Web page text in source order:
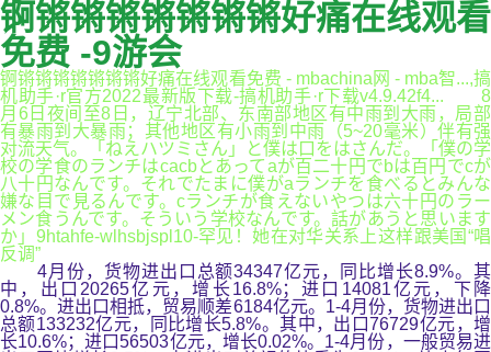
锕锵锵锵锵锵锵锵好痛在线观看
免费 -9游会
锕锵锵锵锵锵锵锵好痛在线观看免费 - mbachina网 - mba智...,搞
机助手·r官方2022最新版下载-搞机助手·r下载v4.9.42f4... 8
月6日夜间至8日，辽宁北部、东南部地区有中雨到大雨，局部
有暴雨到大暴雨；其他地区有小雨到中雨（5~20毫米）伴有强
对流天气。「ねえハツミさん」と僕は口をはさんだ。「僕の学
校の学食のランチはcacbとあってaが百二十円でbは百円でcが
八十円なんです。それでたまに僕がaランチを食べるとみんな
嫌な目で見るんです。cランチが食えないやつは六十円のラー
メン食うんです。そういう学校なんです。話があうと思います
か」9htahfe-wlhsbjspl10-罕见！她在对华关系上这样跟美国“唱
反调”
4月份，货物进出口总额34347亿元，同比增长8.9%。其
中，出口20265亿元，增长16.8%；进口14081亿元，下降
0.8%。进出口相抵，贸易顺差6184亿元。1-4月份，货物进出口
总额133232亿元，同比增长5.8%。其中，出口76729亿元，增
长10.6%；进口56503亿元，增长0.02%。1-4月份，一般贸易进